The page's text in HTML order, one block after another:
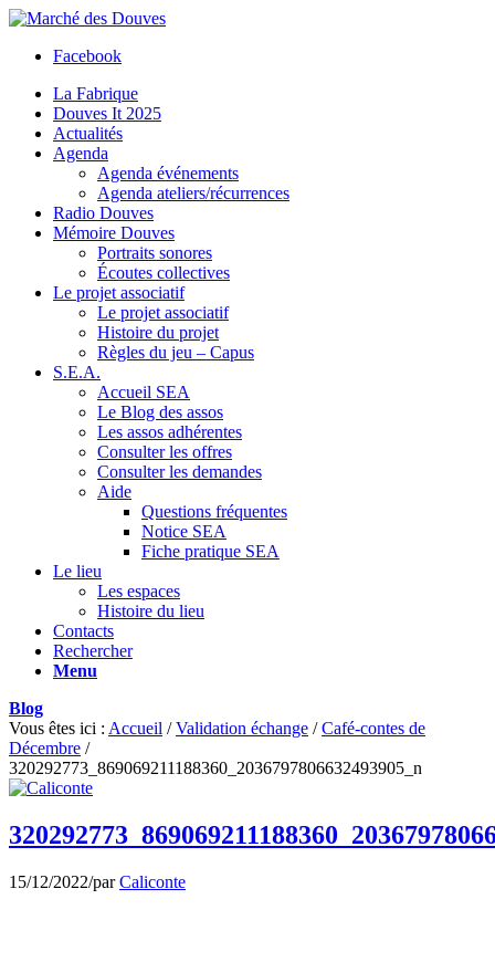
Facebook
La Fabrique
Douves It 2025
Actualités
Agenda
Agenda événements
Agenda ateliers/récurrences
Radio Douves
Mémoire Douves
Portraits sonores
Écoutes collectives
Le projet associatif
Le projet associatif
Histoire du projet
Règles du jeu – Capus
S.E.A.
Accueil SEA
Le Blog des assos
Les assos adhérentes
Consulter les offres
Consulter les demandes
Aide
Questions fréquentes
Notice SEA
Fiche pratique SEA
Le lieu
Les espaces
Histoire du lieu
Contacts
Rechercher
Menu
Blog
Vous êtes ici : Accueil / Validation échange / Café-contes de
Décembre /
320292773_869069211188360_2036797806632493905_n
15/12/2022/parCaliconte